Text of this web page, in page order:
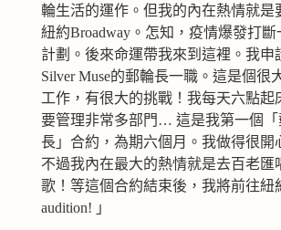
輪生活的運作。但我的內在熱情就是
紐約Broadway。怎知，疫情爆發打斷
計劃。後來命運帶我來到這裡。我申
Silver Muse的郵輪長一職。這是個很
工作，有很大的挑戰！我每天六點起
要管理非常多部門… 這是我第一個「
長」合約，為期六個月。我做得很開
不過我內在最大的熱情就是去百老匯
歌！等這個合約結束後，我將前往紐
audition! 」